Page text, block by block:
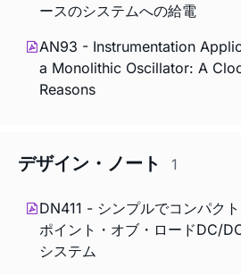
ースのシステムへの給電
AN93 - Instrumentation
a Monolithic Oscillator: A
Reasons
デザイン・ノート 1
DN411 - シンプルでコンパク
ポイント・オブ・ロードDC/
システム